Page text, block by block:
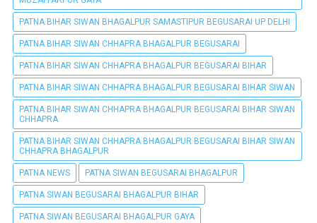
PATNA BIHAR SIWAN BHAGALPUR SAMASTIPUR BEGUSARAI UP DELHI
PATNA BIHAR SIWAN CHHAPRA BHAGALPUR BEGUSARAI
PATNA BIHAR SIWAN CHHAPRA BHAGALPUR BEGUSARAI BIHAR
PATNA BIHAR SIWAN CHHAPRA BHAGALPUR BEGUSARAI BIHAR SIWAN
PATNA BIHAR SIWAN CHHAPRA BHAGALPUR BEGUSARAI BIHAR SIWAN
CHHAPRA
PATNA BIHAR SIWAN CHHAPRA BHAGALPUR BEGUSARAI BIHAR SIWAN
CHHAPRA BHAGALPUR
PATNA NEWS PATNA SIWAN BEGUSARAI BHAGALPUR
PATNA SIWAN BEGUSARAI BHAGALPUR BIHAR
PATNA SIWAN BEGUSARAI BHAGALPUR GAYA